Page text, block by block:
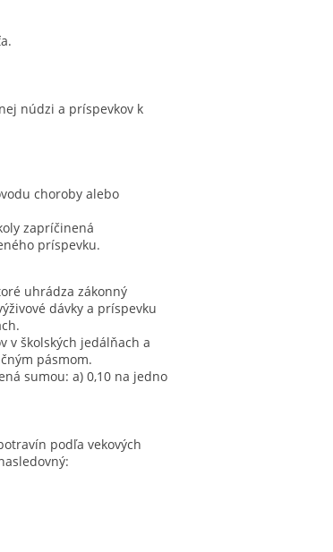
núdzi a príspevkov k
choroby alebo
zapríčinená
príspevku.
uhrádza zákonný
dávky a príspevku
v školských jedálňach a
pásmom.
sumou: a) 0,10 na jedno
podľa vekových